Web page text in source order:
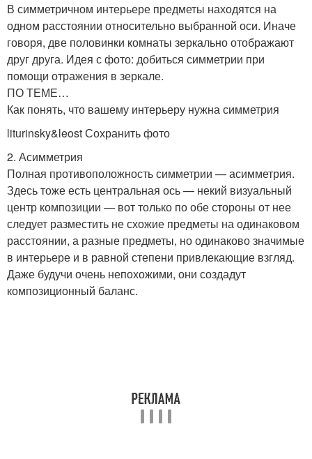
В симметричном интерьере предметы находятся на
одном расстоянии относительно выбранной оси. Иначе
говоря, две половинки комнаты зеркально отображают
друг друга. Идея с фото: добиться симметрии при
помощи отражения в зеркале.
ПО ТЕМЕ…
Как понять, что вашему интерьеру нужна симметрия
liturinsky&leost Сохранить фото
2. Асимметрия
Полная противоположность симметрии — асимметрия.
Здесь тоже есть центральная ось — некий визуальный
центр композиции — вот только по обе стороны от нее
следует разместить не схожие предметы на одинаковом
расстоянии, а разные предметы, но одинаково значимые
в интерьере и в равной степени привлекающие взгляд.
Даже будучи очень непохожими, они создадут
композиционный баланс.